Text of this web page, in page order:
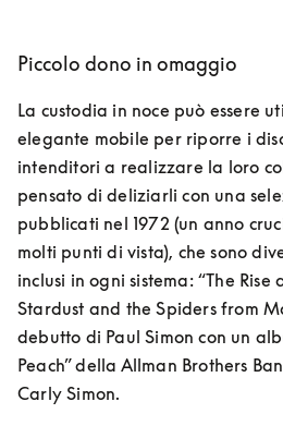
Piccolo dono in omaggio
La custodia in noce può essere
elegante mobile per riporre i
intenditori a realizzare la loro
pensato di deliziarli con una
pubblicati nel 1972 (un anno
molti punti di vista), che sono
inclusi in ogni sistema: “The
Stardust and the Spiders from
debutto di Paul Simon con un
Peach” della Allman Brothers
Carly Simon.